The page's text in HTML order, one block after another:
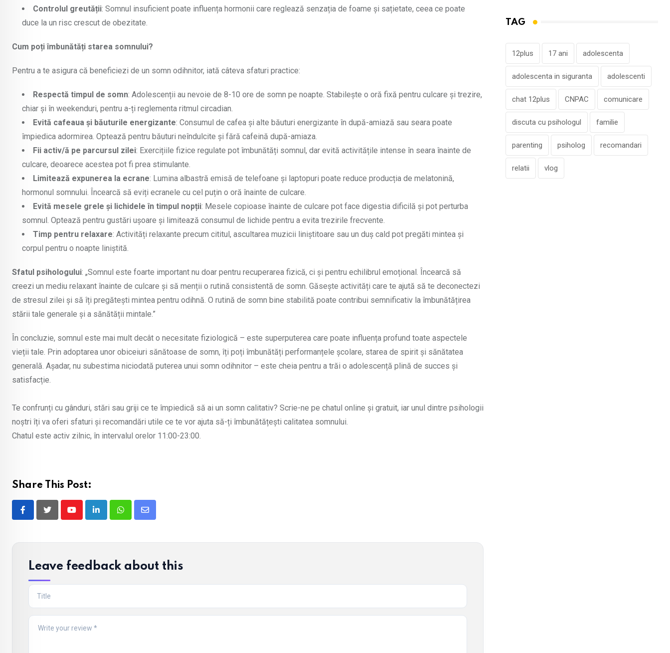
Controlul greutății: Somnul insuficient poate influența hormonii care reglează senzația de foame și sațietate, ceea ce poate
duce la un risc crescut de obezitate.
Cum poți îmbunătăți starea somnului?
Pentru a te asigura că beneficiezi de un somn odihnitor, iată câteva sfaturi practice:
Respectă timpul de somn: Adolescenții au nevoie de 8-10 ore de somn pe noapte. Stabilește o oră fixă pentru culcare și trezire,
chiar și în weekenduri, pentru a-ți reglementa ritmul circadian.
Evită cafeaua și băuturile energizante: Consumul de cafea și alte băuturi energizante în după-amiază sau seara poate
împiedica adormirea. Optează pentru băuturi neîndulcite și fără cafeină după-amiaza.
Fii activ/ă pe parcursul zilei: Exercițiile fizice regulate pot îmbunătăți somnul, dar evită activitățile intense în seara înainte de
culcare, deoarece acestea pot fi prea stimulante.
Limitează expunerea la ecrane: Lumina albastră emisă de telefoane și laptopuri poate reduce producția de melatonină,
hormonul somnului. Încearcă să eviți ecranele cu cel puțin o oră înainte de culcare.
Evită mesele grele și lichidele în timpul nopții: Mesele copioase înainte de culcare pot face digestia dificilă și pot perturba
somnul. Optează pentru gustări ușoare și limitează consumul de lichide pentru a evita trezirile frecvente.
Timp pentru relaxare: Activități relaxante precum cititul, ascultarea muzicii liniștitoare sau un duș cald pot pregăti mintea și
corpul pentru o noapte liniștită.
Sfatul psihologului: „Somnul este foarte important nu doar pentru recuperarea fizică, ci și pentru echilibrul emoțional. Încearcă să
creezi un mediu relaxant înainte de culcare și să menții o rutină consistentă de somn. Găsește activități care te ajută să te deconectezi
de stresul zilei și să îți pregătești mintea pentru odihnă. O rutină de somn bine stabilită poate contribui semnificativ la îmbunătățirea
stării tale generale și a sănătății mintale.”
În concluzie, somnul este mai mult decât o necesitate fiziologică – este superputerea care poate influența profund toate aspectele
vieții tale. Prin adoptarea unor obiceiuri sănătoase de somn, îți poți îmbunătăți performanțele școlare, starea de spirit și sănătatea
generală. Așadar, nu subestima niciodată puterea unui somn odihnitor – este cheia pentru a trăi o adolescență plină de succes și
satisfacție.
Te confrunți cu gânduri, stări sau griji ce te împiedică să ai un somn calitativ? Scrie-ne pe chatul online și gratuit, iar unul dintre psihologii
noștri îți va oferi sfaturi și recomandări utile ce te vor ajuta să-ți îmbunătățești calitatea somnului.
Chatul este activ zilnic, în intervalul orelor 11:00-23:00.
Share This Post:
YoutubeLinkedInWhatsappShare
Email
Leave feedback about this
TAG
12plus 17 ani adolescenta
adolescenta in siguranta adolescenti
chat 12plus CNPAC comunicare
discuta cu psihologul familie
parenting psiholog recomandari
relatii vlog